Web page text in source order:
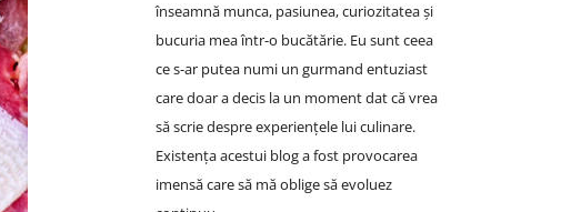
înseamnă munca, pasiunea, curiozitatea și
bucuria mea într-o bucătărie. Eu sunt ceea
ce s-ar putea numi un gurmand entuziast
care doar a decis la un moment dat că vrea
să scrie despre experiențele lui culinare.
Existența acestui blog a fost provocarea
imensă care să mă oblige să evoluez